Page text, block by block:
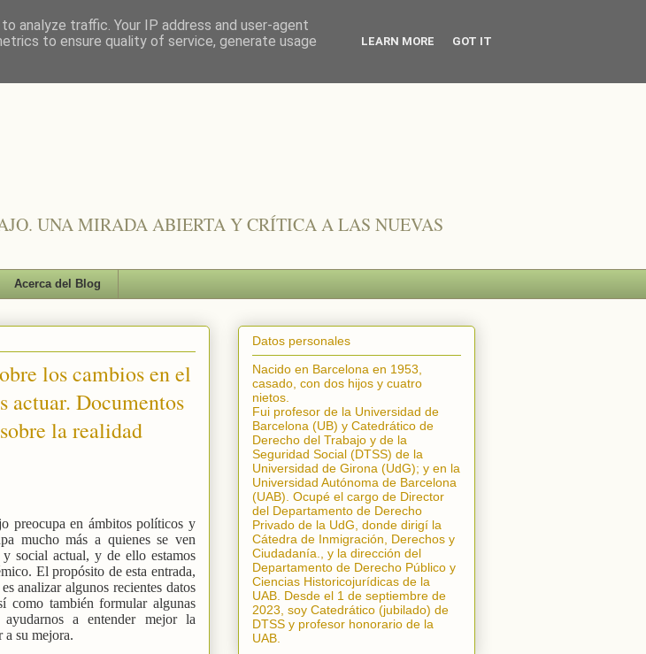
UNA MIRADA ABIERTA Y CRÍTICA A LAS NUEVAS
Acerca del Blog
los cambios en el
actuar. Documentos
la realidad
preocupa en ámbitos políticos y
mucho más a quienes se ven
social actual, y de ello estamos
El propósito de esta entrada,
analizar algunos recientes datos
como también formular algunas
ayudarnos a entender mejor la
su mejora.
Datos personales
Nacido en Barcelona en 1953,
casado, con dos hijos y cuatro
nietos.
Fui profesor de la Universidad de
Barcelona (UB) y Catedrático de
Derecho del Trabajo y de la
Seguridad Social (DTSS) de la
Universidad de Girona (UdG); y en la
Universidad Autónoma de Barcelona
(UAB). Ocupé el cargo de Director
del Departamento de Derecho
Privado de la UdG, donde dirigí la
Cátedra de Inmigración, Derechos y
Ciudadanía.
, y la dirección del
Departamento de Derecho Público y
Ciencias Historicojurídicas de la
UAB. Desde el 1 de septiembre de
2023, soy Catedrático (jubilado) de
DTSS y profesor honorario de la
UAB.
analyze traffic. Your IP address and user-agent
to ensure quality of service, generate usage
LEARN MORE GOT IT